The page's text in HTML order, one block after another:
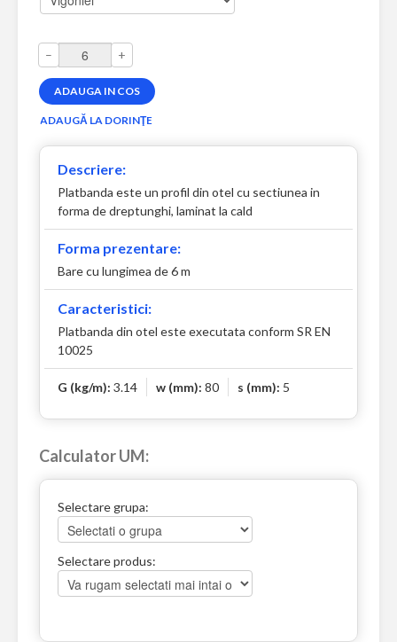
– +
Descriere:
Platbanda este un profil din otel cu sectiunea in
forma de dreptunghi, laminat la cald
Forma prezentare:
Bare cu lungimea de 6 m
Caracteristici:
Platbanda din otel este executata conform SR EN
10025
G (kg/m): 3.14 w (mm): 80 s (mm): 5
Calculator UM:
Selectare grupa:
Selectare produs: